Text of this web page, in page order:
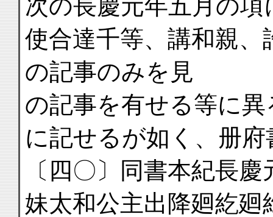
次の長慶元年五月の
使合達千等、講和親
の記事のみを見
の記事を有せる等に
に記せるが如く、册
〔四〇〕同書本紀長
妹太和公主出降廻紇